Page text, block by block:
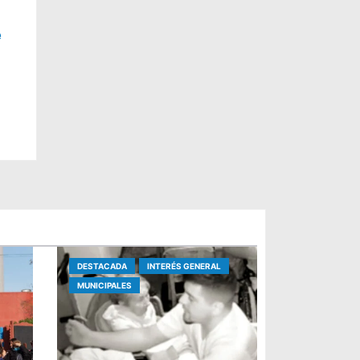
y
DESTACADA
INTERÉS GENERAL
MUNICIPALES